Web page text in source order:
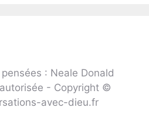
: Neale Donald
- Copyright ©
avec-dieu.fr